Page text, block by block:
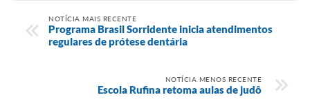
NOTÍCIA MAIS RECENTE
Programa Brasil Sorridente inicia atendimentos
regulares de prótese dentária
NOTÍCIA MENOS RECENTE
Escola Rufina retoma aulas de judô